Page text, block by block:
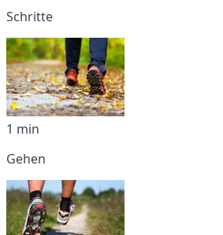
Schritte
1 min
Gehen